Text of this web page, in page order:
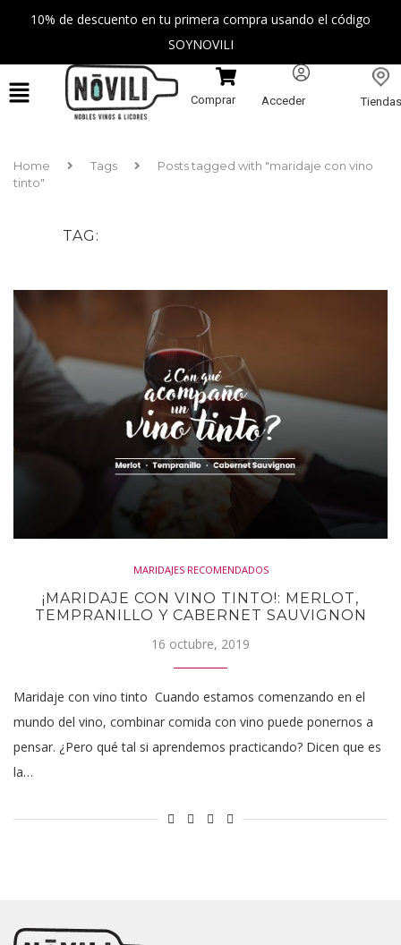
10% de descuento en tu primera compra usando el código
SOYNOVILI
Comprar Acceder Tiendas
Home Tags
Posts tagged with "maridaje con vino
tinto"
TAG
MARIDAJES RECOMENDADOS
¡MARIDAJE CON VINO TINTO!: MERLOT,
TEMPRANILLO Y CABERNET SAUVIGNON
16 octubre, 2019
Maridaje con vino tinto Cuando estamos comenzando en el
mundo del vino, combinar comida con vino puede ponernos a
pensar. ¿Pero qué tal si aprendemos practicando? Dicen que es
la…